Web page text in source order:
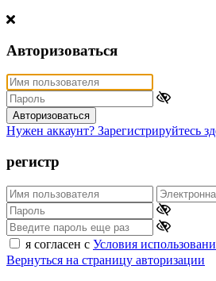
Авторизоваться
Авторизоваться
Нужен аккаунт? Зарегистрируйтесь
регистр
я согласен с Условия
Вернуться на страницу авторизации